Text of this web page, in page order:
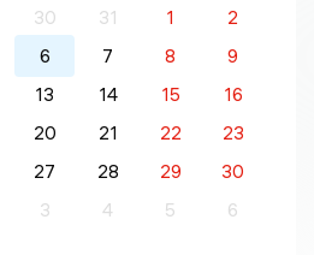
30 31 1
2
6 7 8
9
13 14 15
16
20 21 22
23
27 28 29
30
3 4 5 6